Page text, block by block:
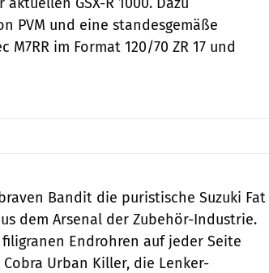
PVM und eine standesgemäße
im Format 120/70 ZR 17 und
Bandit die puristische Suzuki Fat
dem Arsenal der Zubehör-Industrie.
Endrohren auf jeder Seite
Urban Killer, die Lenker-